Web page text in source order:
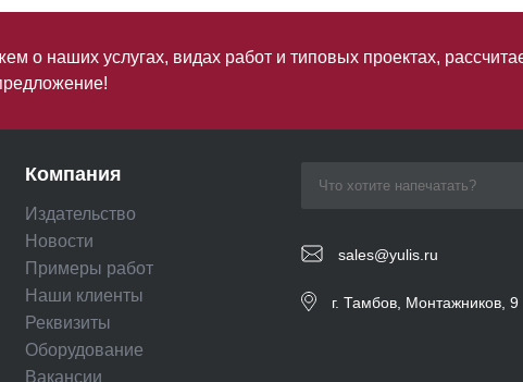
о наших услугах, видах работ и типовых проектах,
Компания
Издательство
Новости
Примеры работ
Наши клиенты
Реквизиты
Оборудование
Вакансии
sales@yulis.ru
г. Тамбов, Монтажников, 9